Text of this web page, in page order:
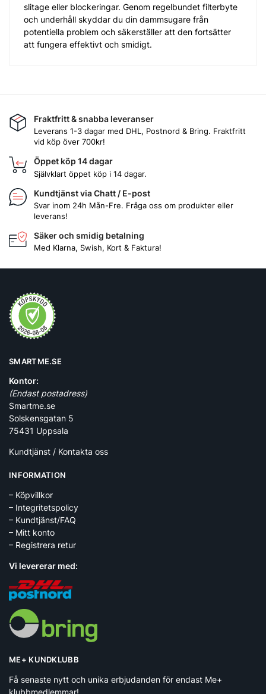
slitage eller blockeringar. Genom regelbundet filterbyte
och underhåll skyddar du din dammsugare från
potentiella problem och säkerställer att den fortsätter
att fungera effektivt och smidigt.
Fraktfritt & snabba leveranser
Leverans 1-3 dagar med DHL, Postnord & Bring. Fraktfritt
vid köp över 700kr!
Öppet köp 14 dagar
Självklart öppet köp i 14 dagar.
Kundtjänst via Chatt / E-post
Svar inom 24h Mån-Fre. Fråga oss om produkter eller
leverans!
Säker och smidig betalning
Med Klarna, Swish, Kort & Faktura!
SMARTME.SE
Kontor:
(Endast postadress)
Smartme.se
Solskensgatan 5
75431 Uppsala
Kundtjänst / Kontakta oss
INFORMATION
– Köpvillkor
– Integritetspolicy
– Kundtjänst/FAQ
– Mitt konto
– Registrera retur
Vi levererar med:
ME+ KUNDKLUBB
Få senaste nytt och unika erbjudanden för endast Me+
klubbmedlemmar!